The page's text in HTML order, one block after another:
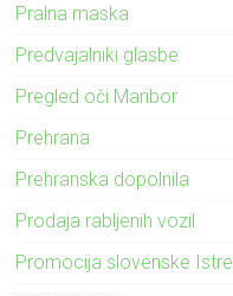
Pralna maska
Predvajalniki glasbe
Pregled oči Maribor
Prehrana
Prehranska dopolnila
Prodaja rabljenih vozil
Promocija slovenske Istre